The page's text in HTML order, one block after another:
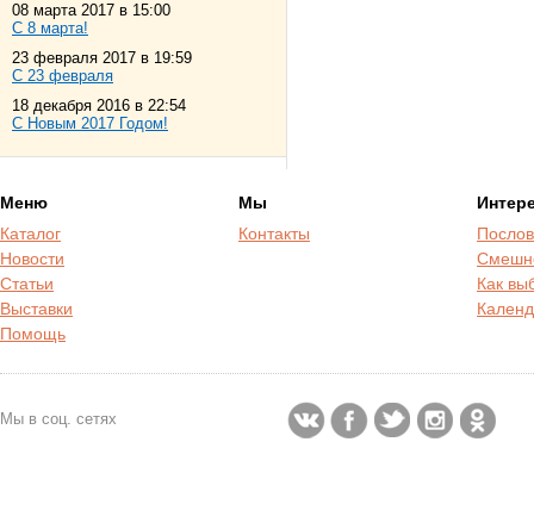
08 марта 2017 в 15:00
С 8 марта!
23 февраля 2017 в 19:59
С 23 февраля
18 декабря 2016 в 22:54
С Новым 2017 Годом!
Меню
Каталог
Новости
Статьи
Выставки
Помощь
Мы
Контакты
Как
Мы в соц. сетях